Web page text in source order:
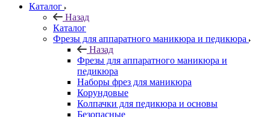
Каталог
Назад
Каталог
Фрезы для аппаратного маникюра и педикюра
Назад
Фрезы для аппаратного маникюра и
педикюра
Наборы фрез для маникюра
Корундовые
Колпачки для педикюра и основы
Безопасные